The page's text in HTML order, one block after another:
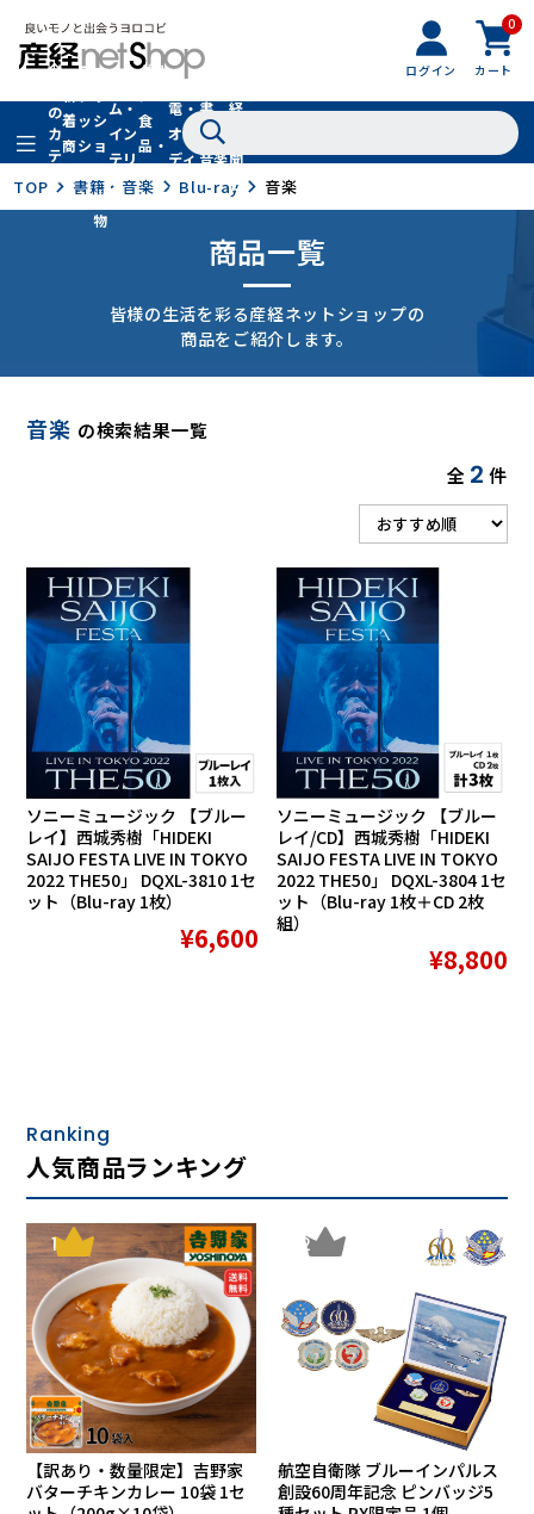
ログイン
0
カート
全
の
カ
テ
リ
着
商
品
フ
ッ
シ
ョ
ン
フ
ァ
シ
ョ
ン
小
物
ム・
イン
テリ
ア
グル
食
品・
ドリ
ンク
家
電・
オー
ディ
オ
書
籍・
音楽
経
聞
社
TOP 書籍・音楽 Blu-ray 音楽
商品一覧
皆様の生活を彩る産経ネットショップの
商品をご紹介します。
音楽 の検索結果一覧
全 2 件
ソニーミュージック 【ブルー
レイ】西城秀樹「HIDEKI
SAIJO FESTA LIVE IN TOKYO
2022 THE50」 DQXL-3810 1セ
ット（Blu-ray 1枚）
¥6,600
ソニーミュージック 【ブルー
レイ/CD】西城秀樹「HIDEKI
SAIJO FESTA LIVE IN TOKYO
2022 THE50」 DQXL-3804 1セ
ット（Blu-ray 1枚＋CD 2枚
組）
¥8,800
Ranking
人気商品ランキング
1
【訳あり・数量限定】吉野家
バターチキンカレー 10袋 1セ
2
航空自衛隊 ブルーインパルス
創設60周年記念 ピンバッジ5